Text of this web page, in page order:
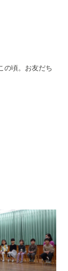
の頃。お友だち